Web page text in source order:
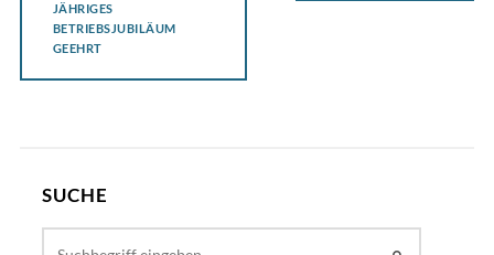
JÄHRIGES
BETRIEBSJUBILÄUM
GEEHRT
SUCHE